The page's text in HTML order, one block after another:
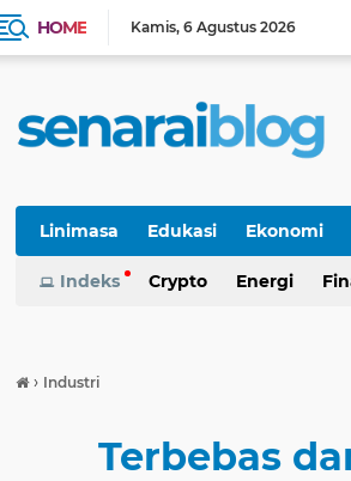
HOME Kamis 6 Agustus 2026
Linimasa Edukasi Ekonomi
Indeks Crypto Energi
› Industri
Terbebas